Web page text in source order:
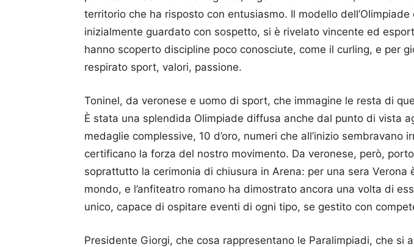
territorio che ha risposto con entusiasmo. Il modello dell’Olimpiade
inizialmente guardato con sospetto, si è rivelato vincente ed
hanno scoperto discipline poco conosciute, come il curling, e per
respirato sport, valori, passione.
Toninel, da veronese e uomo di sport, che immagine le resta di
È stata una splendida Olimpiade diffusa anche dal punto di vista
medaglie complessive, 10 d’oro, numeri che all’inizio sembravano
certificano la forza del nostro movimento. Da veronese, però,
soprattutto la cerimonia di chiusura in Arena: per una sera Verona
mondo, e l’anfiteatro romano ha dimostrato ancora una volta di
unico, capace di ospitare eventi di ogni tipo, se gestito con
Presidente Giorgi, che cosa rappresentano le Paralimpiadi, che si